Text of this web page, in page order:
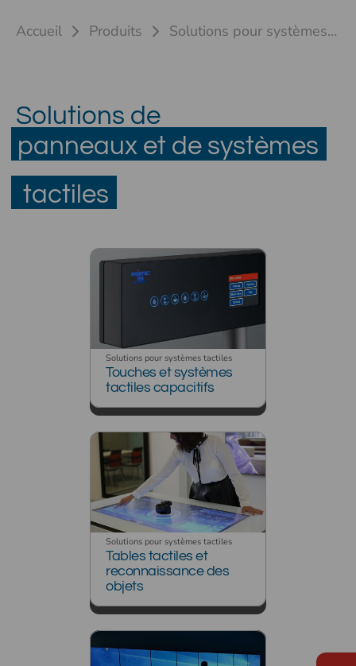
Accueil Produits Solutions pour systèmes tactiles
Solutions de
panneaux et de systèmes
tactiles
Solutions pour systèmes tactiles
Touches et systèmes
tactiles capacitifs
Solutions pour systèmes tactiles
Tables tactiles et
reconnaissance des
objets